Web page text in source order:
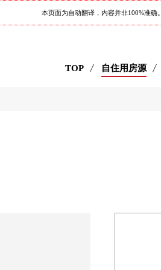
本页面为自动翻译，内容并非100%准确。
TOP 自住用房源